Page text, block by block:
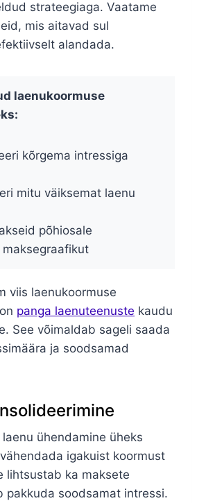
strateegiaga. Vaatame
mis aitavad sul
alandada.
laenukoormuse
kõrgema intressiga
mitu väiksemat laenu
põhiosale
maksegraafikut
viis laenukoormuse
panga laenuteenuste kaudu
See võimaldab sageli saada
ja soodsamad
ühendamine üheks
igakuist koormust
lihtsustab ka maksete
pakkuda soodsamat intressi.